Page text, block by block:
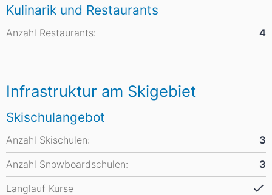
Kulinarik und Restaurants
Anzahl Restaurants: 4
Infrastruktur am Skigebiet
Skischulangebot
Anzahl Skischulen:
3
Anzahl Snowboardschulen:
3
Langlauf Kurse